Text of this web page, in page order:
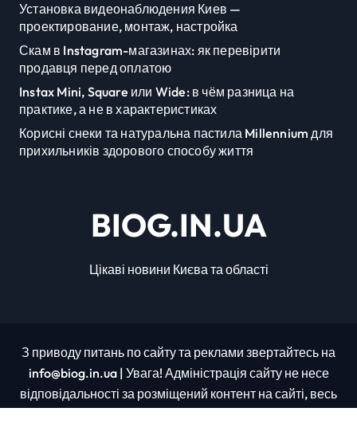
Установка видеонаблюдения Киев —
проектирование, монтаж, настройка
Скам в Instagram-магазинах: як перевірити
продавця перед оплатою
Instax Mini, Square или Wide: в чём разница на
практике, а не в характеристиках
Корисні снеки та натуральна пастила Millennium для
прихильників здорового способу життя
BIOG.IN.UA
Цікаві новини Києва та області
З приводу питань по сайту та реклами звертайтесь на
info@biog.in.ua | Увага! Адміністрація сайту не несе
відповідальності за розміщений контент на сайті, весь